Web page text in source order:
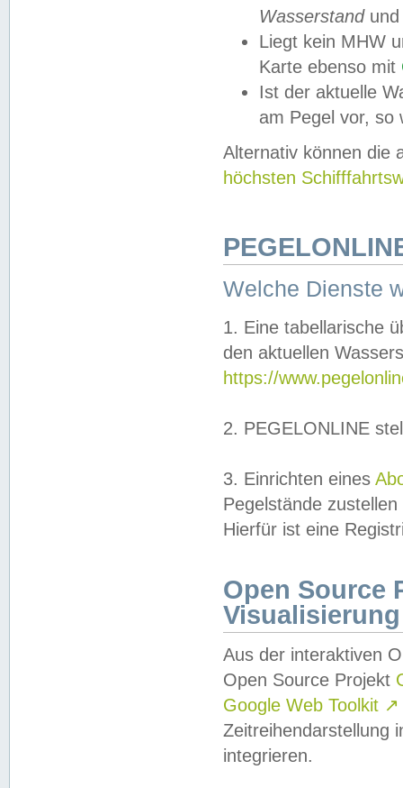
Wasserstandund
Liegt kein MHW
Karte ebenso mit
Ist der aktuelle
am Pegel vor,
Alternativ können die
höchsten
Welche Dienste
1. Eine tabellarische
den aktuellen
https://
2. PEGELONLINE
3. Einrichten eines
Pegelstände
Hierfür ist eine
Open Source
Visualisierung
Aus der interaktiven
Open Source Projekt
Google Web Toolkit ↗
Zeitreihendarstellung
integrieren.